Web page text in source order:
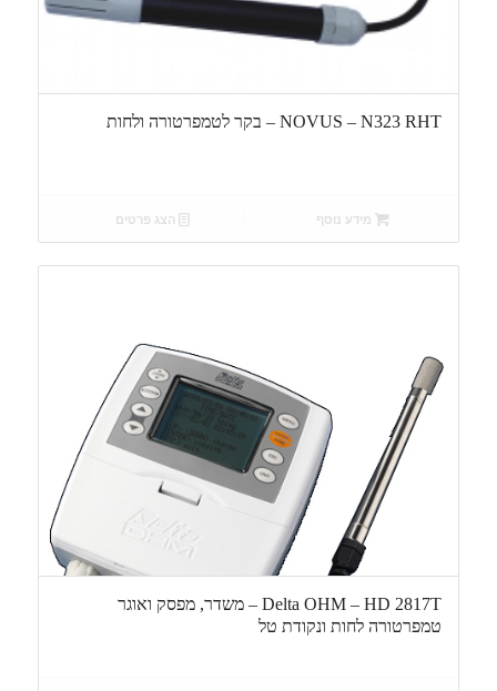
NOVUS – N323 RHT – בקר לטמפרטורה ולחות
מידע נוסף הצג פרטים
Delta OHM – HD 2817T – משדר, מפסק ואוגר
טמפרטורה לחות ונקודת טל